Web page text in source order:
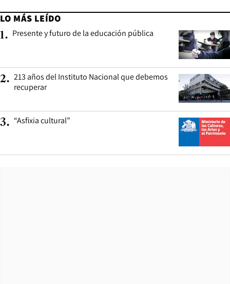
LO MÁS LEÍDO
1. Presente y futuro de la educación pública
2. 213 años del Instituto Nacional que debemos
recuperar
3. “Asfixia cultural”